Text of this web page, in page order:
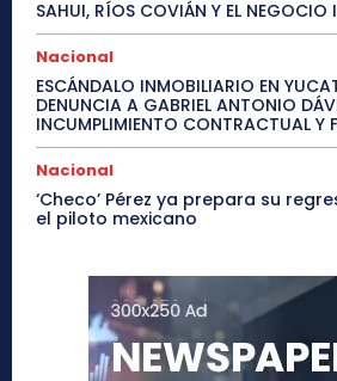
SAHUI, RÍOS COVIÁN Y EL NEGOCIO
Nacional
ESCÁNDALO INMOBILIARIO EN
DENUNCIA A GABRIEL ANTONIO
INCUMPLIMIENTO CONTRACTUAL Y
Nacional
‘Checo’ Pérez ya prepara su
el piloto mexicano